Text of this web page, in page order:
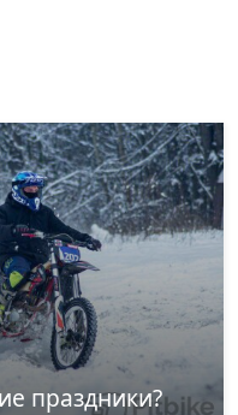
праздники?